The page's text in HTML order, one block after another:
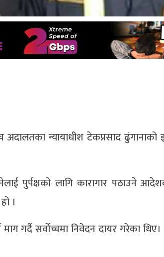
अदालतका न्यायाधीश टेकप्रसाद
लागि कारागार पठाउने
।
गर्दै सर्वोच्चमा निवेदन दायर गरेका